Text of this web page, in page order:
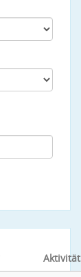
Aktivität